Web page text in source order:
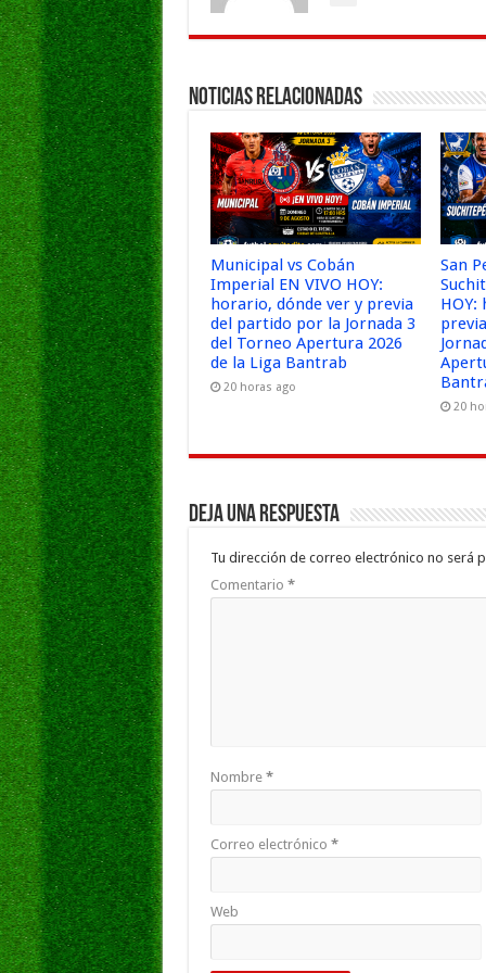
Noticias Relacionadas
Municipal vs Cobán
Imperial EN VIVO HOY:
horario, dónde ver y previa
del partido por la Jornada 3
del Torneo Apertura 2026
de la Liga Bantrab
20 horas ago
San
HOY:
20
Deja una respuesta
Tu dirección de correo electrónico no será
Comentario *
Nombre *
Correo electrónico *
Web